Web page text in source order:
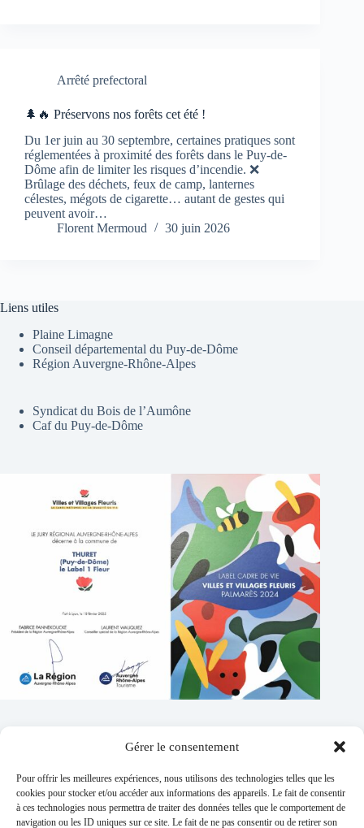
Gérer le consentement
Pour offrir les meilleures expériences, nous utilisons des technologies telles que les
cookies pour stocker et/ou accéder aux informations des appareils. Le fait de consentir
à ces technologies nous permettra de traiter des données telles que le comportement de
navigation ou les ID uniques sur ce site. Le fait de ne pas consentir ou de retirer son
Arrêté prefectoral
🌲🔥 Préservons nos forêts cet été !
Du 1er juin au 30 septembre, certaines pratiques sont
réglementées à proximité des forêts dans le Puy-de-
Dôme afin de limiter les risques d’incendie. ❌
Brûlage des déchets, feux de camp, lanternes
célestes, mégots de cigarette… autant de gestes qui
peuvent avoir…
Florent Mermoud
30 juin 2026
Liens utiles
Plaine Limagne
Conseil départemental du Puy-de-Dôme
Région Auvergne-Rhône-Alpes
Syndicat du Bois de l’Aumône
Caf du Puy-de-Dôme
Addresse :
1 place de l'église 63260 Thuret